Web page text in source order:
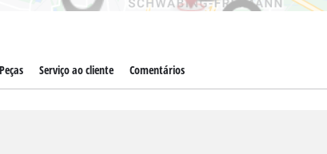
Peças Serviço ao cliente Comentários